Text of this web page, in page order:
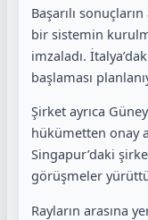
Başarılı
bir sistemin
imzaladı.
başlaması
Şirket ayrıca
hükümetten onay
Singapur’daki
görüşmeler
Rayların arasına